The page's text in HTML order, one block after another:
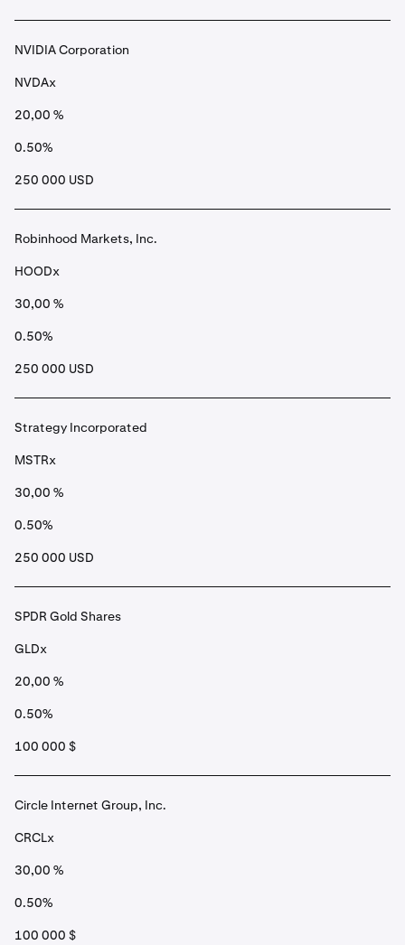
NVIDIA Corporation
NVDAx
20,00 %
0.50%
250 000 USD
Robinhood Markets, Inc.
HOODx
30,00 %
0.50%
250 000 USD
Strategy Incorporated
MSTRx
30,00 %
0.50%
250 000 USD
SPDR Gold Shares
GLDx
20,00 %
0.50%
100 000 $
Circle Internet Group, Inc.
CRCLx
30,00 %
0.50%
100 000 $